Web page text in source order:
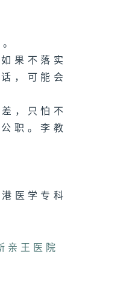
果不落实
，可能会
，只怕不
职。李教
医学专科
亲王医院